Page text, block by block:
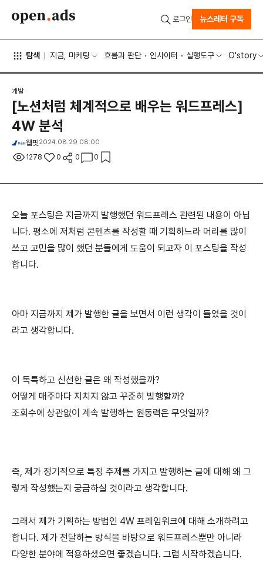
탐색 지금, 마케팅 흐름과 판단 인사이터 실행도구 O'story
로그인 뉴스레터 구독
개발
[노션처럼 체계적으로 배우는 워드프레스]
4W 분석
웹핏2024.08.29 08:00
1278 0 0 0
오늘 포스팅은 지금까지 발행했던 워드프레스 관련된 내용이 아닙
니다. 평소에 저처럼 콘텐츠를 작성할 때 기획하느라 머리를 많이
쓰고 고민을 많이 했던 분들에게 도움이 되고자 이 포스팅을 작성
합니다.
아마 지금까지 제가 발행한 글을 보면서 이런 생각이 들었을 것이
라고 생각합니다.
이 독특하고 신선한 글은 왜 작성했을까?
어떻게 매주마다 지치지 않고 꾸준히 발행할까?
조회수에 상관없이 계속 발행하는 원동력은 무엇일까?
즉, 제가 정기적으로 특정 주제를 가지고 발행하는 글에 대해 왜 그
렇게 작성했는지 궁금하실 것이라고 생각합니다.
그래서 제가 기획하는 방법인 4W 프레임워크에 대해 소개하려고
합니다. 제가 전달하는 방식을 바탕으로 워드프레스뿐만 아니라
다양한 분야에 적용하셨으면 좋겠습니다. 그럼 시작하겠습니다.